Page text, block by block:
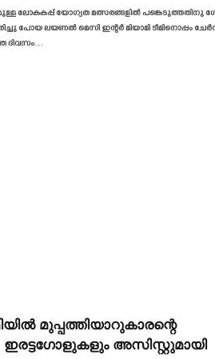
ലോകകപ്പ് യോഗ്യത മത്സരങ്ങളിൽ പങ്കെടുത്തതിനു
പോയ ലയണൽ മെസി ഇന്റർ മിയാമി ടീമിനൊപ്പം
ദിവസം…
മുപ്പത്തിയാറുകാരന്റെ
ഇരട്ടഗോളുകളും അസിസ്റ്റുമായി